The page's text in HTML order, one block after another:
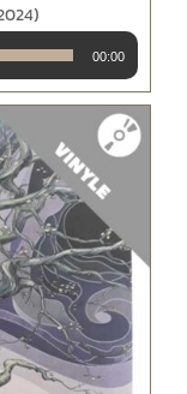
00:00